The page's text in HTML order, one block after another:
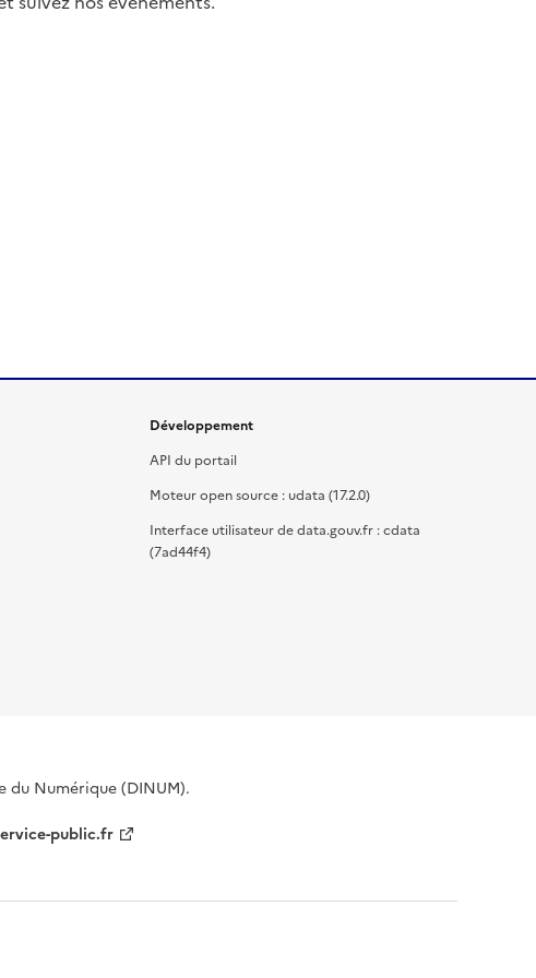
Développement
API du portail
Moteur open source : udata (17.2.0)
Interface utilisateur de data.gouv.fr : cdata
(7ad44f4)
Numérique (DINUM).
public.fr